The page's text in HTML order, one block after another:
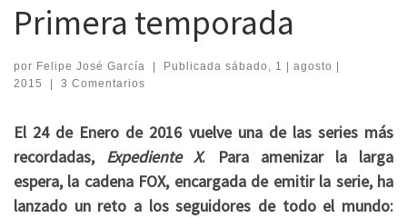
Primera temporada
por Felipe José García | Publicada sábado, 1 | agosto |
2015
| 3 Comentarios
El 24 de Enero de 2016 vuelve una de las series más
recordadas, Expediente X. Para amenizar la larga
espera, la cadena FOX, encargada de emitir la serie, ha
lanzado un reto a los seguidores de todo el mundo: